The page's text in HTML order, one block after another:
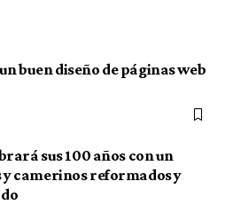
buen diseño de páginas web
sus 100 años con un
y camerinos reformados y